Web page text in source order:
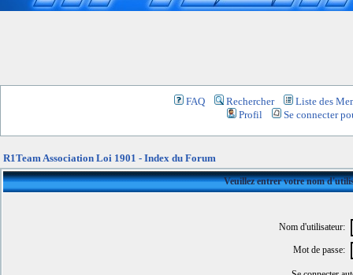
FAQ Rechercher
Liste des
Profil
Se connecter
R1Team Association Loi 1901 - Index du Forum
Veuillez entrer votre nom
Nom d'utilisateur:
Mot de passe: